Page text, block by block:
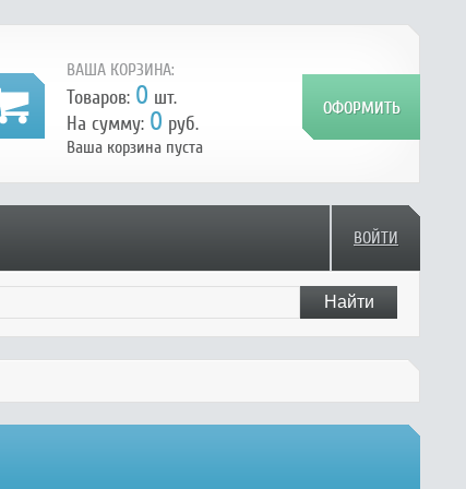
ВАША КОРЗИНА:
Товаров: 0 шт.
На сумму: 0 руб.
Ваша корзина пуста
ВОЙТИ